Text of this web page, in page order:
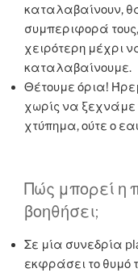
καταλαβαίνουν,
συμπεριφορά
χειρότερη μέχρι
καταλαβαίνουμε.
Θέτουμε όρια!
χωρίς να ξεχνάμε
χτύπημα, ούτε ο
Πώς μπορεί η
βοηθήσει;
Σε μία συνεδρία
εκφράσει το θυμό